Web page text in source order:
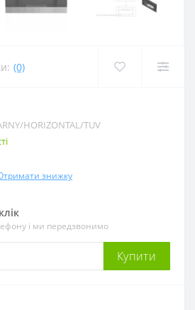
(0)
HORIZONTAL/TUV
знижку
і ми передзвонимо
Купити